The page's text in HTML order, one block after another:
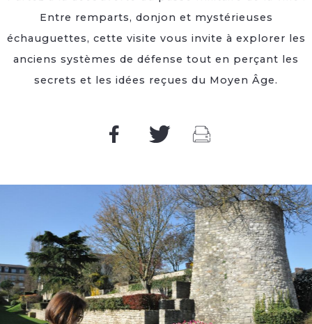
Entre remparts, donjon et mystérieuses
échauguettes, cette visite vous invite à explorer les
anciens systèmes de défense tout en perçant les
secrets et les idées reçues du Moyen Âge.